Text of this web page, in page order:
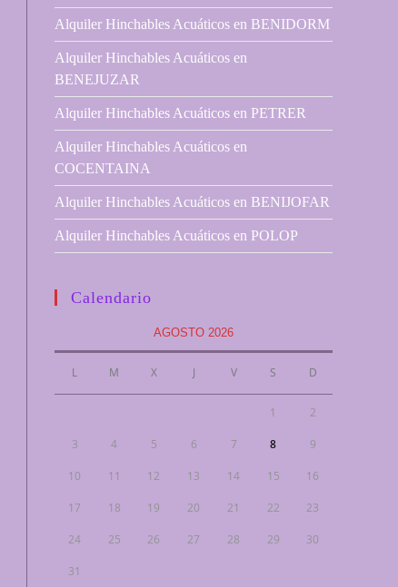
Alquiler Hinchables Acuáticos en BENIDORM
Alquiler Hinchables Acuáticos en
BENEJUZAR
Alquiler Hinchables Acuáticos en PETRER
Alquiler Hinchables Acuáticos en
COCENTAINA
Alquiler Hinchables Acuáticos en BENIJOFAR
Alquiler Hinchables Acuáticos en POLOP
Calendario
AGOSTO 2026
L M X J V S D
1 2
3 4 5 6 7 8 9
10 11 12 13 14 15 16
17 18 19 20 21 22 23
24 25 26 27 28 29 30
31